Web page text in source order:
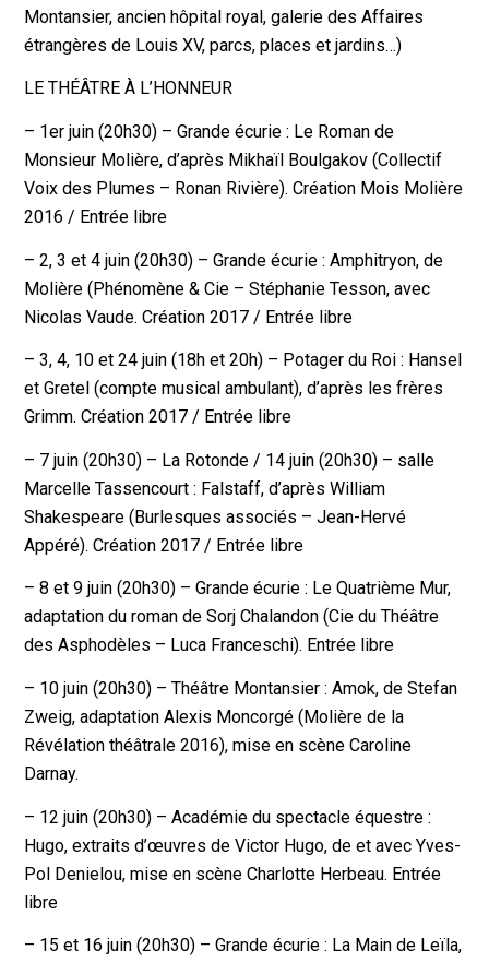
Montansier, ancien hôpital royal, galerie des Affaires
étrangères de Louis XV, parcs, places et jardins…)
LE THÉÂTRE À L’HONNEUR
– 1er juin (20h30) – Grande écurie : Le Roman de
Monsieur Molière, d’après Mikhaïl Boulgakov (Collectif
Voix des Plumes – Ronan Rivière). Création Mois Molière
2016 / Entrée libre
– 2, 3 et 4 juin (20h30) – Grande écurie : Amphitryon, de
Molière (Phénomène & Cie – Stéphanie Tesson, avec
Nicolas Vaude. Création 2017 / Entrée libre
– 3, 4, 10 et 24 juin (18h et 20h) – Potager du Roi : Hansel
et Gretel (compte musical ambulant), d’après les frères
Grimm. Création 2017 / Entrée libre
– 7 juin (20h30) – La Rotonde / 14 juin (20h30) – salle
Marcelle Tassencourt : Falstaff, d’après William
Shakespeare (Burlesques associés – Jean-Hervé
Appéré). Création 2017 / Entrée libre
– 8 et 9 juin (20h30) – Grande écurie : Le Quatrième Mur,
adaptation du roman de Sorj Chalandon (Cie du Théâtre
des Asphodèles – Luca Franceschi). Entrée libre
– 10 juin (20h30) – Théâtre Montansier : Amok, de Stefan
Zweig, adaptation Alexis Moncorgé (Molière de la
Révélation théâtrale 2016), mise en scène Caroline
Darnay.
– 12 juin (20h30) – Académie du spectacle équestre :
Hugo, extraits d’œuvres de Victor Hugo, de et avec Yves-
Pol Denielou, mise en scène Charlotte Herbeau. Entrée
libre
– 15 et 16 juin (20h30) – Grande écurie : La Main de Leïla,